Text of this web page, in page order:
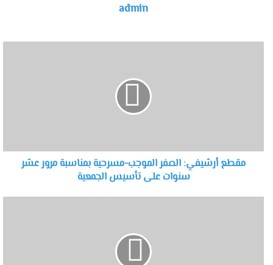
admin
مقطع أرشيفي: الصفر الموجب-مسرحية بمناسبة مرور عشر
سنوات على تأسيس الجمعية